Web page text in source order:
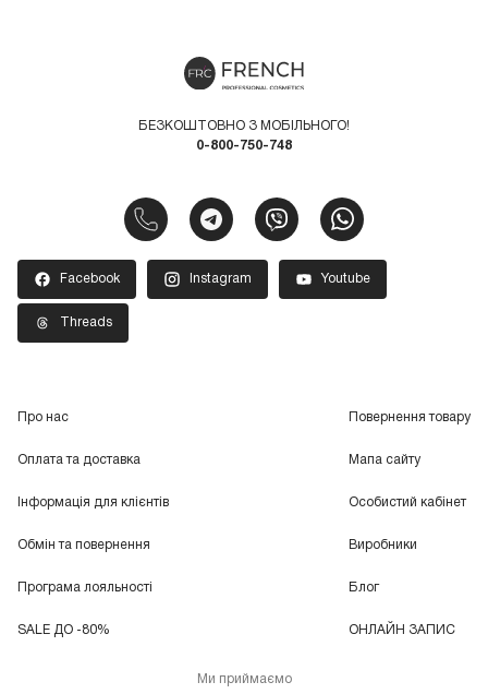
БЕЗКОШТОВНО З МОБІЛЬНОГО!
0-800-750-748
Facebook Instagram Youtube
Threads
Про нас
Оплата та доставка
Інформація для клієнтів
Обмін та повернення
Програма лояльності
SALE ДО -80%
Повернення товару
Мапа сайту
Особистий кабінет
Виробники
Блог
ОНЛАЙН ЗАПИС
Ми приймаємо